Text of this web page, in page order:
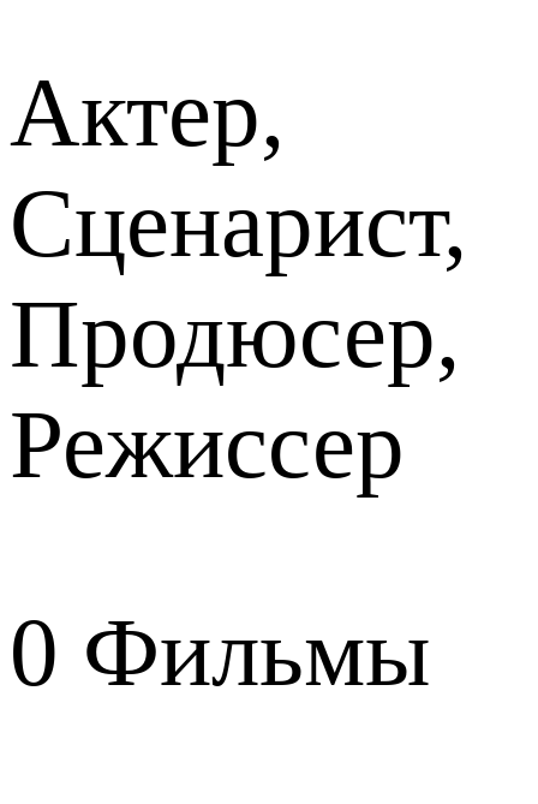
Актер,
Сценарист,
Продюсер,
Режиссер
0 Фильмы